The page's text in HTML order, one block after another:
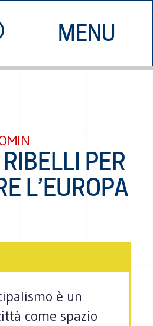
MENU
CHI SIAMO
EDDYBURG
PER
L’EUROPA
è un
come spazio